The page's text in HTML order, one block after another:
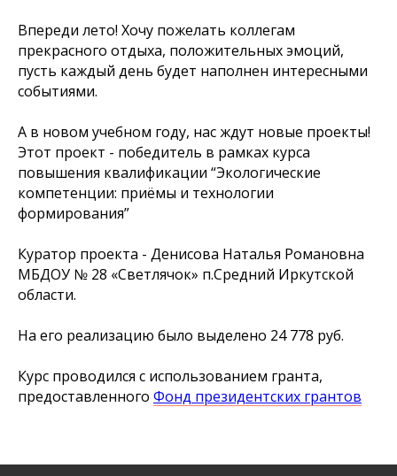
Впереди лето! Хочу пожелать коллегам
прекрасного отдыха, положительных эмоций,
пусть каждый день будет наполнен интересными
событиями.
А в новом учебном году, нас ждут новые проекты!
Этот проект - победитель в рамках курса
повышения квалификации “Экологические
компетенции: приёмы и технологии
формирования”
Куратор проекта - Денисова Наталья Романовна
МБДОУ № 28 «Светлячок» п.Средний Иркутской
области.
На его реализацию было выделено 24 778 руб.
Курс проводился с использованием гранта,
предоставленного Фонд президентских грантов